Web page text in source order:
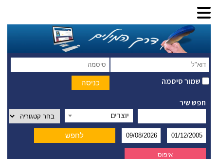
שמור סיסמה
חפש שיר
יוצרים